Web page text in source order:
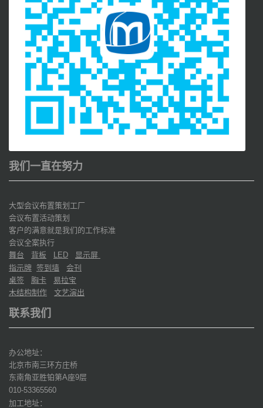
我们一直在努力
大型会议布置策划工厂
会议布置活动策划
客户的满意就是我们的工作标准
会议全案执行
舞台
背板 LED
显示屏
指示牌 签到墙
会刊
桌签
胸卡
易拉宝
木结构制作
文艺演出
联系我们
办公地址：
北京市南三环方庄桥
东南角亚胜铂第A座9层
010-53365560
加工地址：